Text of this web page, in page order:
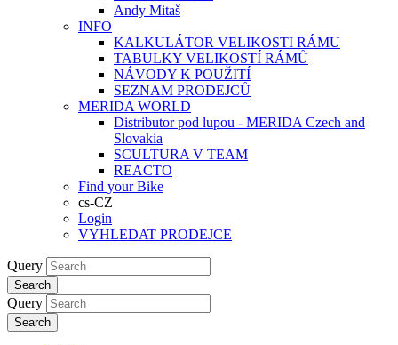
Andy Mitaš
INFO
KALKULÁTOR VELIKOSTI RÁMU
TABULKY VELIKOSTÍ RÁMŮ
NÁVODY K POUŽITÍ
SEZNAM PRODEJCŮ
MERIDA WORLD
Distributor pod lupou - MERIDA Czech and
Slovakia
SCULTURA V TEAM
REACTO
Find your Bike
cs-CZ
Login
VYHLEDAT PRODEJCE
Query
Search
Query
Search